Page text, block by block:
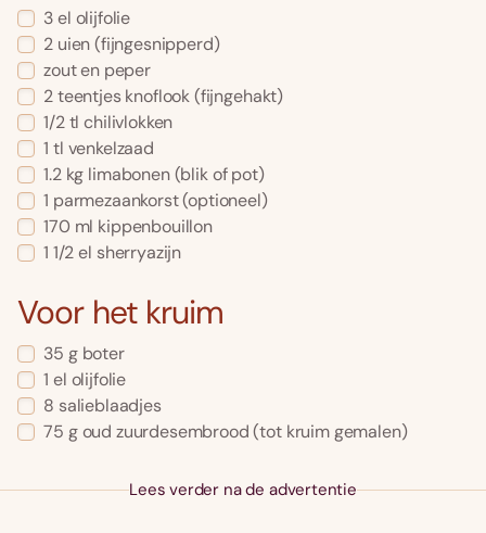
3el olijfolie
2 uien(fijngesnipperd)
zout en peper
2teentjes knoflook(fijngehakt)
1/2 tl chilivlokken
1 tl venkelzaad
1.2 kg limabonen(blik of pot)
1 parmezaankorst(optioneel)
170 ml kippenbouillon
1 1/2 el sherryazijn
Voor het kruim
35 g boter
1 el olijfolie
8 salieblaadjes
75 g oud zuurdesembrood(tot kruim gemalen)
Lees verder na de advertentie